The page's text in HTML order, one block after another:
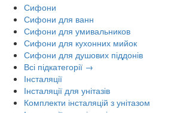
Сифони
Сифони для ванн
Сифони для умивальников
Сифони для кухонних мийок
Сифони для душових піддонів
Всі підкатегорії →
Інсталяції
Інсталяції для унітазів
Комплекти інсталяцій з унітазом